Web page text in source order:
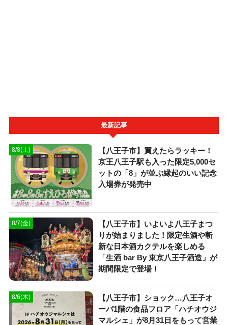
最新記事
8/8(土)
【八王子市】買えたらラッキー！
京王八王子駅も入った限定5,000セ
ットの「8」が並ぶ縁起のいい記念
入場券が発売中
8/7(金)
【八王子市】いよいよ八王子まつ
りが始まりました！限定生酒や斬
新な日本酒カクテルを楽しめる
「生酒 bar By 東京八王子酒造」が
期間限定で登場！
8/6(木)
【八王子市】ショック…八王子オ
ーパ1階の食品フロア「ハチオウジ
マルシェ」が8月31日をもって営業